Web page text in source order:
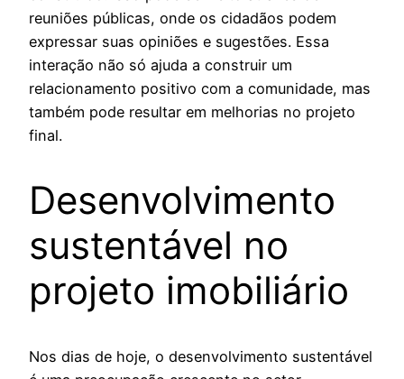
reuniões públicas, onde os cidadãos podem
expressar suas opiniões e sugestões. Essa
interação não só ajuda a construir um
relacionamento positivo com a comunidade, mas
também pode resultar em melhorias no projeto
final.
Desenvolvimento
sustentável no
projeto imobiliário
Nos dias de hoje, o desenvolvimento sustentável